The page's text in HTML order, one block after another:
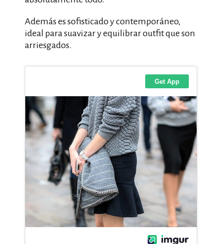
Además es sofisticado y contemporáneo,
ideal para suavizar y equilibrar outfit que son
arriesgados.